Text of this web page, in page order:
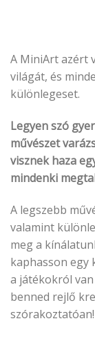
A MiniArt azért
világát, és
különlegeset.
Legyen szó
művészet
visznek haza
mindenki
A legszebb
valamint
meg a
kaphasson egy
a játékokról
benned rejlő
szórakoztatóan!